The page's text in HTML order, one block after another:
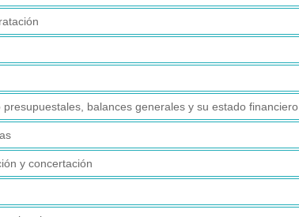
presupuestales, balances generales y su estado financiero
y concertación